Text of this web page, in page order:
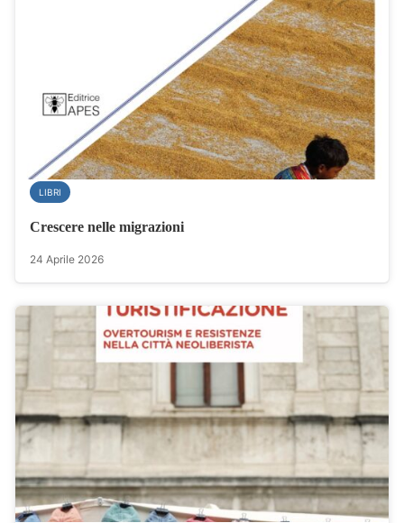
LIBRI
Crescere nelle migrazioni
24 Aprile 2026